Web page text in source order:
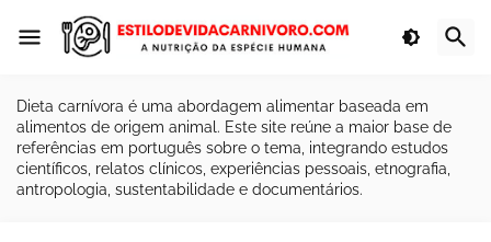
Dieta carnívora é uma abordagem alimentar baseada em
alimentos de origem animal. Este site reúne a maior base de
referências em português sobre o tema, integrando estudos
científicos, relatos clínicos, experiências pessoais, etnografia,
antropologia, sustentabilidade e documentários.